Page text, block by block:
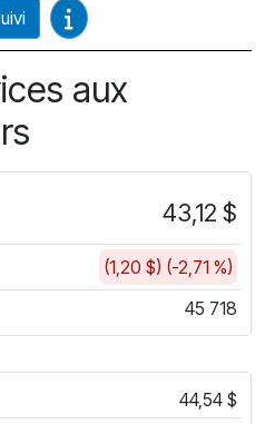
Guides vidéo
aux
43,12 $
(1,20 $) (-2,71 %)
45 718
44,54 $